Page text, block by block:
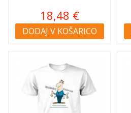
18,48 €
DODAJ V KOŠARICO